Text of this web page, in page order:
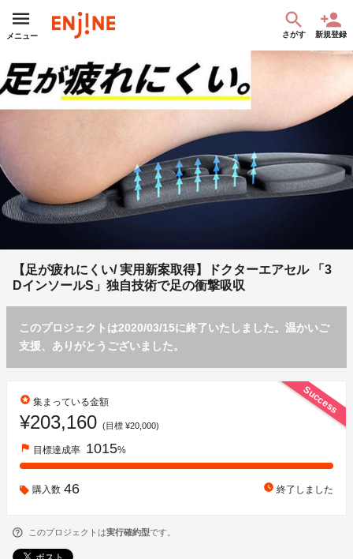
メニュー さがす 新規登録
【足が疲れにくい/ 実用新案取得】ドクターエアセル 「3
DインソールS」独自技術で足の衝撃吸収
このプロジェクトは2020/03/15に終了いたしました。温かいご
支援、ありがとうございました。
Success
stars 集まっている金額
¥203,160 (目標 ¥20,000)
flag 目標達成率 1015%
購入数 46 watch_later 終了しました
このプロジェクトは実行確約型です。